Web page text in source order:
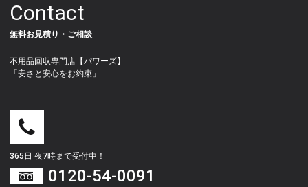
Contact
無料お見積り・ご相談
不用品回収専門店【パワーズ】
「安さと安心をお約束」
365日 夜7時まで受付中！
0120-54-0091